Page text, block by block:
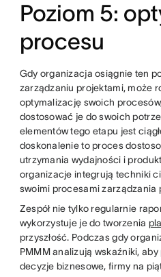
Poziom 5:
procesu
Gdy organizacja osiągnie ten
zarządzaniu projektami, może
optymalizację swoich
dostosować je do swoich
elementów tego etapu jest
doskonalenie to proces
utrzymania wydajności i
organizacje integrują techniki
swoimi procesami zarządzania
Zespół nie tylko regularnie
wykorzystuje je do tworzenia
przyszłość. Podczas gdy
PMMM analizują wskaźniki,
decyzje biznesowe, firmy na